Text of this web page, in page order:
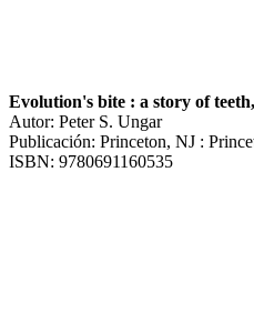
Evolution's bite : a story of
Autor: Peter S. Ungar
Publicación: Princeton, NJ :
ISBN: 9780691160535